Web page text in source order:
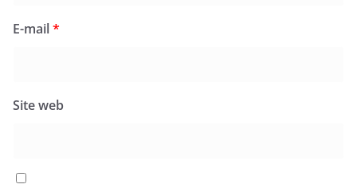
E-mail*
Site web